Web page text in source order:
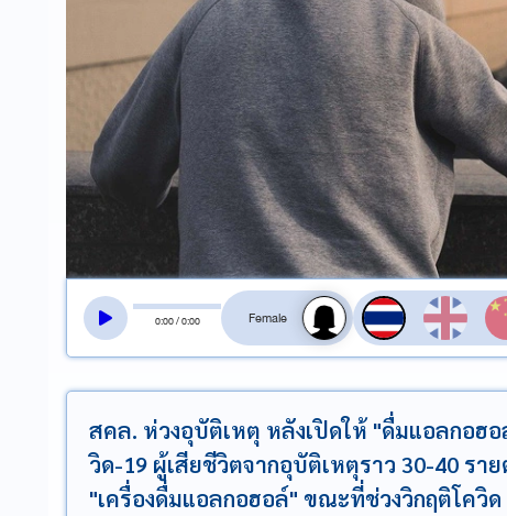
0:00/0:00
สลับเสียงอ่าน
สคล. ห่วงอุบัติเหตุ หลังเปิดให้ "ดื่มแอลกอฮ
วิด-19 ผู้เสียชีวิตจากอุบัติเหตุราว 30-40 รา
"เครื่องดื่มแอลกอฮอล์" ขณะที่ช่วงวิกฤติโควิ